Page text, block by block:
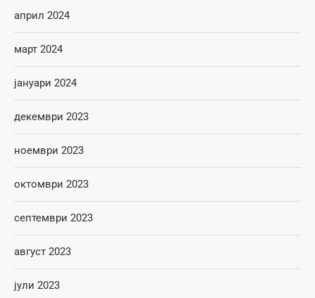
април 2024
март 2024
јануари 2024
декември 2023
ноември 2023
октомври 2023
септември 2023
август 2023
јули 2023